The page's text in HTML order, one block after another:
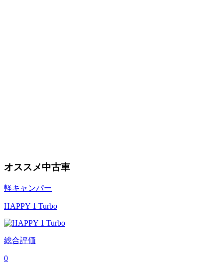
オススメ中古車
軽キャンパー
HAPPY 1 Turbo
総合評価
0